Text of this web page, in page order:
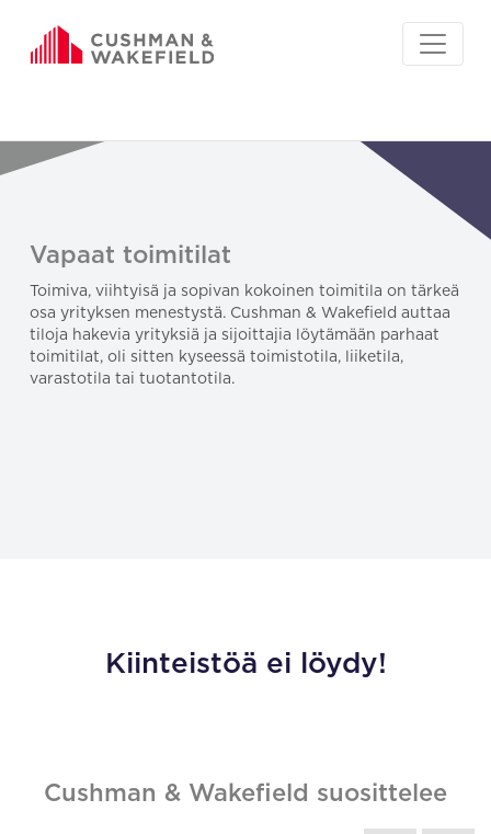
Vapaat toimitilat
Toimiva, viihtyisä ja sopivan kokoinen toimitila on tärkeä
osa yrityksen menestystä. Cushman & Wakefield auttaa
tiloja hakevia yrityksiä ja sijoittajia löytämään parhaat
toimitilat, oli sitten kyseessä toimistotila, liiketila,
varastotila tai tuotantotila.
Kiinteistöä ei löydy!
Cushman & Wakefield suosittelee